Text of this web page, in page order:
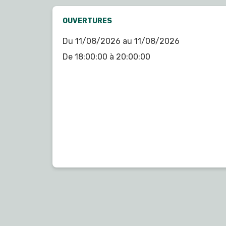
OUVERTURES
Du 11/08/2026 au 11/08/2026
De 18:00:00 à 20:00:00